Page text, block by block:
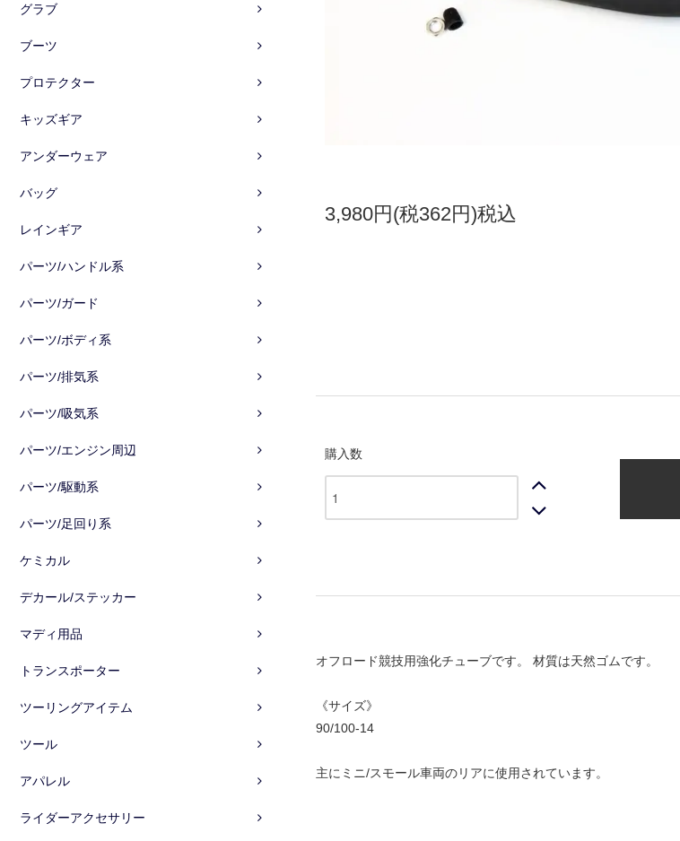
グラブ
ブーツ
プロテクター
キッズギア
アンダーウェア
バッグ
レインギア
パーツ/ハンドル系
パーツ/ガード
パーツ/ボディ系
パーツ/排気系
パーツ/吸気系
パーツ/エンジン周辺
パーツ/駆動系
パーツ/足回り系
ケミカル
デカール/ステッカー
マディ用品
トランスポーター
ツーリングアイテム
ツール
アパレル
ライダーアクセサリー
3,980円(税362円)税込
購入数
オフロード競技用強化チューブです。 材質は天然ゴムです。
《サイズ》
90/100-14
主にミニ/スモール車両のリアに使用されています。